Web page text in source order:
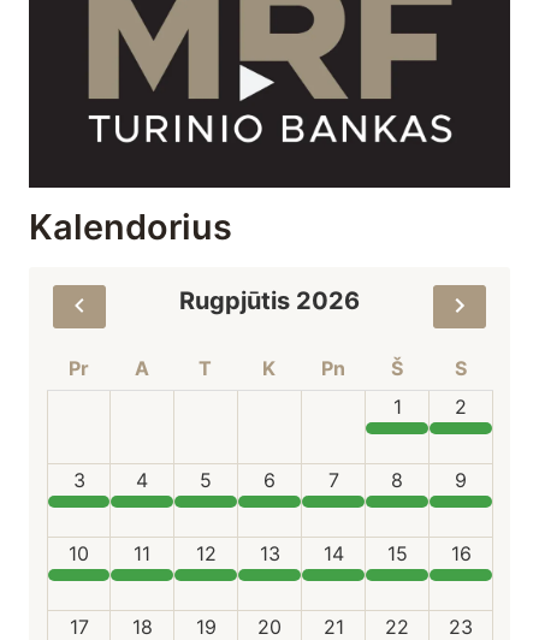
Kalendorius
Rugpjūtis 2026
Pr A T K Pn Š
S
1
2
3 4 5 6 7 8 9
10 11 12 13 14 15 16
17 18 19 20 21 22 23